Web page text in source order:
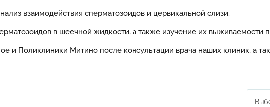
взаимодействия сперматозоидов и цервикальной слизи.
в шеечной жидкости, а также изучение их выживаемости
и Поликлиники Митино после консультации врача наших клиник, а